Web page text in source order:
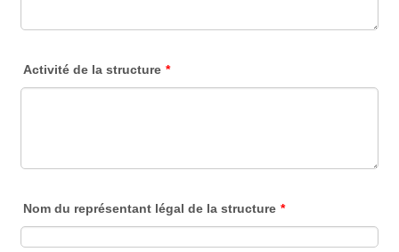
Activité de la structure *
Nom du représentant légal de la structure *